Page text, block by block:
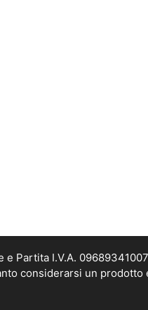
e Partita I.V.A. 09689341007
considerarsi un prodotto